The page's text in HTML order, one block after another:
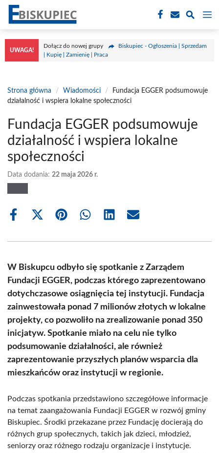
Przejdź
treści
UWAGA!
Dołącz do nowej grupy
Biskupiec - Ogłoszenia | Sprzedam
| Kupię | Zamienię | Praca
Strona główna / Wiadomości /
Fundacja EGGER podsumowuje
działalność i wspiera lokalne społeczności
Fundacja EGGER podsumowuje
działalność i wspiera lokalne
społeczności
Data dodania: 22 maja 2026 r.
Share
Share
(Twitter)
Share Share Share Share
W Biskupcu odbyło się spotkanie z Zarządem
Fundacji EGGER, podczas którego zaprezentowano
dotychczasowe osiągnięcia tej instytucji. Fundacja
zainwestowała ponad 7 milionów złotych w lokalne
projekty, co pozwoliło na zrealizowanie ponad 350
inicjatyw. Spotkanie miało na celu nie tylko
podsumowanie działalności, ale również
zaprezentowanie przyszłych planów wsparcia dla
mieszkańców oraz instytucji w regionie.
Podczas spotkania przedstawiono szczegółowe informacje
na temat zaangażowania Fundacji EGGER w rozwój gminy
Biskupiec. Środki przekazane przez Fundację docierają do
różnych grup społecznych, takich jak dzieci, młodzież,
seniorzy oraz różnego rodzaju organizacje i instytucje.